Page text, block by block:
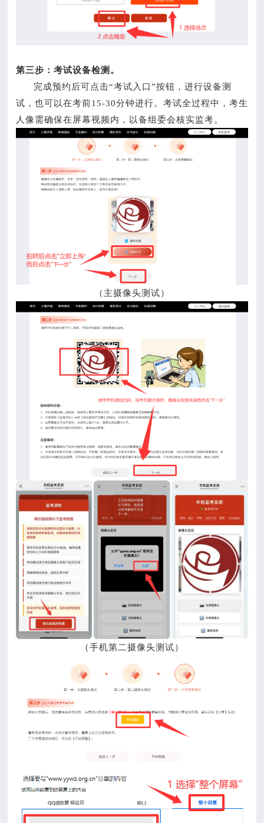
第三步：考试设备检测。
完成预约后可点击“考试入口”按钮，进行设备测
试，也可以在考前15-30分钟进行。考试全过程中，考生
人像需确保在屏幕视频内，以备组委会核实监考。
（主摄像头测试）
（手机第二摄像头测试）